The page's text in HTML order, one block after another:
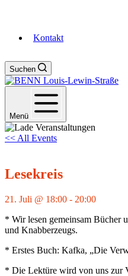
Kontakt
Suchen
Menü
<< All Events
Lesekreis
21. Juli @ 18:00 - 20:00
* Wir lesen gemeinsam Bücher
und Knabberzeugs.
* Erstes Buch: Kafka, „Die
* Die Lektüre wird von uns zur